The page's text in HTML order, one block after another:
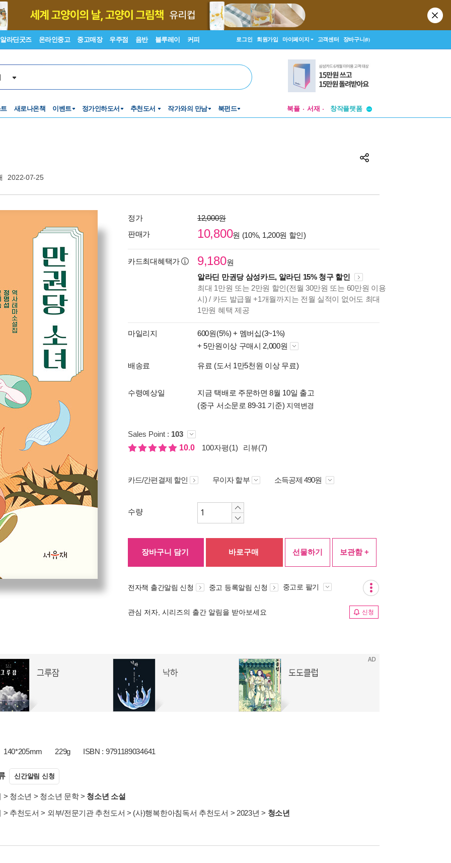
알라딘굿즈 온라인중고 중고매장 우주점 음반 블루레이 커피 로그인 회원가입 마이페이지 고객센터 장바구니(0)
새로나온책 이벤트 정가인하도서 추천도서 작가와의 만남 북펀드 북플 서재
창작플랫폼
2022-07-25
정가
12,000원
판매가
10,800원 (10%, 1,200원 할인)
카드최대혜택가 9,180원
알라딘 만권당 삼성카드, 알라딘 15% 청구 할인
최대 1만원 또는 2만원 할인(전월 30만원 또는 60만원 이용
시) / 카드 발급월 +1개월까지는 전월 실적이 없어도 최대
1만원 혜택 제공
마일리지 600원(5%) + 멤버십(3~1%)
+ 5만원이상 구매시 2,000원
배송료 유료 (도서 1만5천원 이상 무료)
수령예상일
지금 택배로 주문하면 8월 10일 출고
(중구 서소문로 89-31 기준) 지역변경
Sales Point : 103
10.0
100자평(1) 리뷰(7)
카드/간편결제 할인 무이자 할부 소득공제 490원
수량
장바구니 담기 바로구매 선물하기 보관함 +
전자책 출간알림 신청 중고 등록알림 신청 중고로 팔기
관심 저자, 시리즈의 출간 알림을 받아보세요 신청
140*205mm 229g ISBN : 9791189034641
신간알림 신청
> 청소년 > 청소년 문학> 청소년 소설
> 추천도서 > 외부/전문기관 추천도서 > (사)행복한아침독서 추천도서 > 2023년 > 청소년